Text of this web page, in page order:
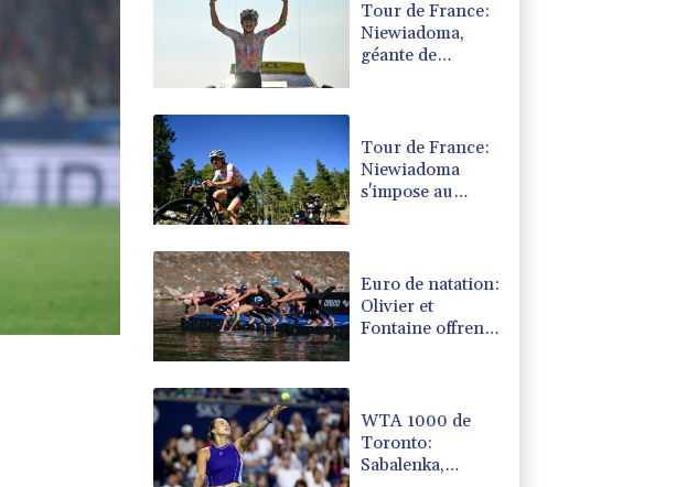
Tour de France:
Niewiadoma,
géante de
Tour de France:
Niewiadoma
s'impose au
jaune
Euro de natation:
Olivier et
Fontaine offrent
WTA 1000 de
Toronto:
Sabalenka,